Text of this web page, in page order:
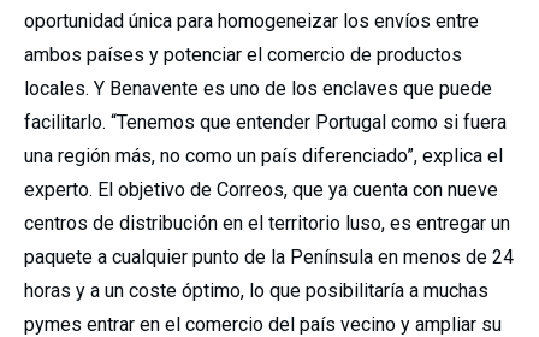
oportunidad única para homogeneizar los envíos entre
ambos países y potenciar el comercio de productos
locales. Y Benavente es uno de los enclaves que puede
facilitarlo. “Tenemos que entender Portugal como si fuera
una región más, no como un país diferenciado”, explica el
experto. El objetivo de Correos, que ya cuenta con nueve
centros de distribución en el territorio luso, es entregar un
paquete a cualquier punto de la Península en menos de 24
horas y a un coste óptimo, lo que posibilitaría a muchas
pymes entrar en el comercio del país vecino y ampliar su